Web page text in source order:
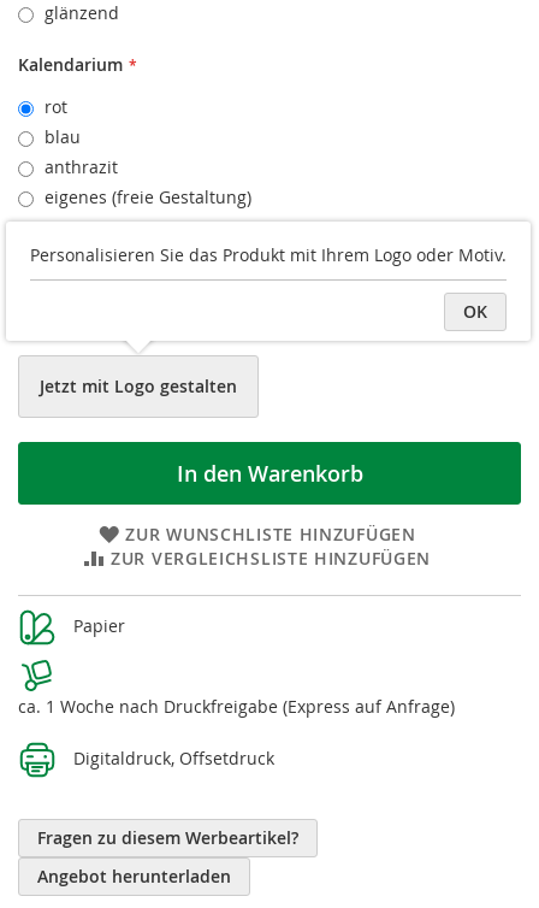
glänzend
Kalendarium
rot
blau
anthrazit
eigenes (freie Gestaltung)
Druckvorschau
Jetzt mit Logo gestalten
In den Warenkorb
ZUR WUNSCHLISTE HINZUFÜGEN
ZUR VERGLEICHSLISTE HINZUFÜGEN
Weitere
Informationen
Papier
ca. 1 Woche nach Druckfreigabe (Express auf Anfrage)
Digitaldruck, Offsetdruck
Fragen zu diesem Werbeartikel?
Angebot herunterladen
Personalisieren Sie das Produkt mit Ihrem Logo oder Motiv.
OK